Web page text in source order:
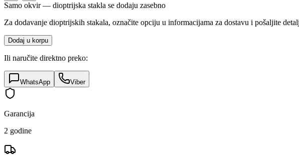
Samo okvir — dioptrijska stakla se dodaju zasebno
Za dodavanje dioptrijskih stakala, označite opciju u informacijama za dostavu i pošaljite
Dodaj u korpu
Ili naručite direktno preko:
WhatsApp Viber
Garancija
2 godine